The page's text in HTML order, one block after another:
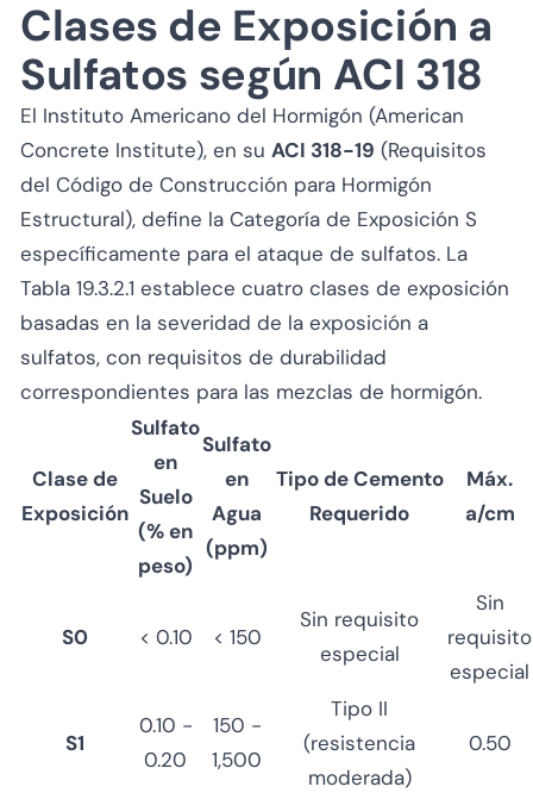
Clases de Exposición a
Sulfatos según ACI 318
El Instituto Americano del Hormigón (American
Concrete Institute), en su ACI 318-19 (Requisitos
del Código de Construcción para Hormigón
Estructural), define la Categoría de Exposición S
específicamente para el ataque de sulfatos. La
Tabla 19.3.2.1 establece cuatro clases de exposición
basadas en la severidad de la exposición a
sulfatos, con requisitos de durabilidad
correspondientes para las mezclas de hormigón.
Clase de
Exposición
Sulfato
en
Suelo
(% en
peso)
Sulfato
en
Agua
(ppm)
Tipo de Cemento
Requerido
Máx.
a/cm
S0 < 0.10 < 150
Sin requisito
especial
Sin
requisito
especial
S1
0.10 -
0.20
150 -
1,500
Tipo II
(resistencia
moderada)
0.50